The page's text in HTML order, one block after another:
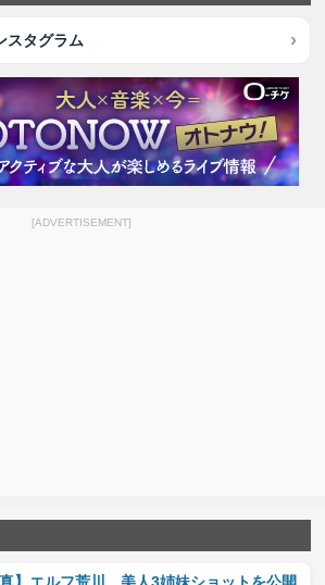
スタグラム
[ADVERTISEMENT]